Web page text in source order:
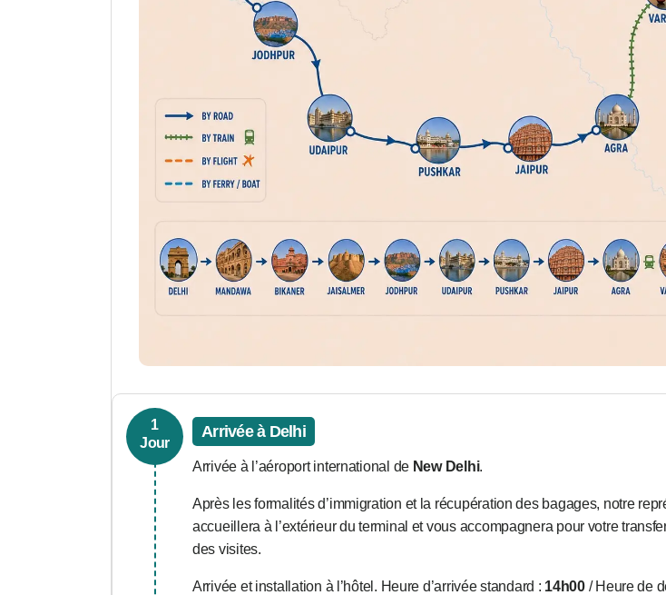
1
Jour
Arrivée à Delhi
Arrivée à l’aéroport international de New Delhi.
Après les formalités d’immigration et la récupération des bagages, notre
accueillera à l’extérieur du terminal et vous accompagnera pour votre
des visites.
Arrivée et installation à l’hôtel. Heure d’arrivée standard : 14h00/ Heure de